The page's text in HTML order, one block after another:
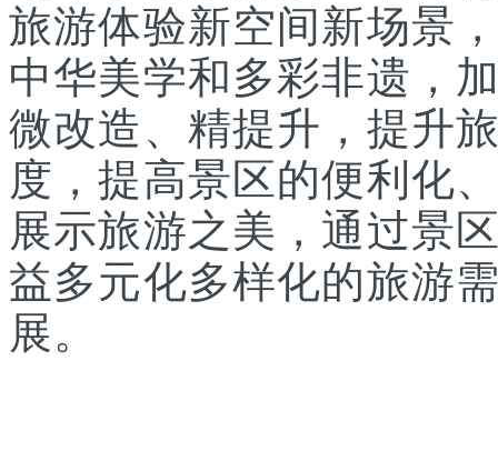
旅游体验新空间新场景
中华美学和多彩非遗，
微改造、精提升，提升
度，提高景区的便利化
展示旅游之美，通过景
益多元化多样化的旅游
展。